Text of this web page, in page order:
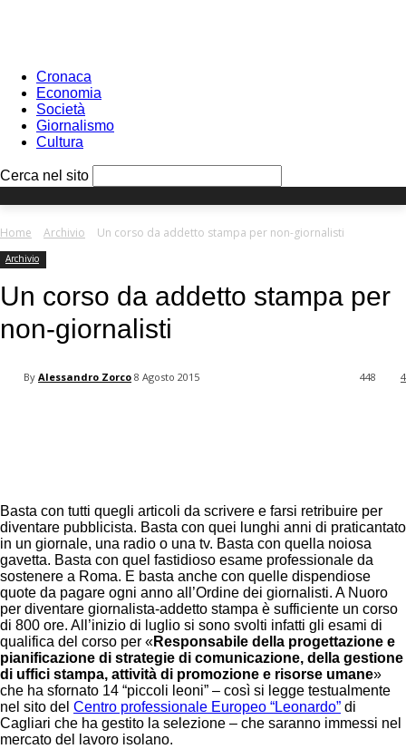
Cronaca
Economia
Società
Giornalismo
Cultura
your password
Recover your password
Cerca nel sito
Home Archivio Un corso da addetto stampa per non-giornalisti
Archivio
Un corso da addetto stampa per
non-giornalisti
By Alessandro Zorco 8 Agosto 2015 4
448
Basta con tutti quegli articoli da scrivere e farsi retribuire per
diventare pubblicista. Basta con quei lunghi anni di praticantato
in un giornale, una radio o una tv. Basta con quella noiosa
gavetta. Basta con quel fastidioso esame professionale da
sostenere a Roma. E basta anche con quelle dispendiose
quote da pagare ogni anno all’Ordine dei giornalisti. A Nuoro
per diventare giornalista-addetto stampa è sufficiente un corso
di 800 ore. All’inizio di luglio si sono svolti infatti gli esami di
qualifica del corso per «Responsabile della progettazione e
pianificazione di strategie di comunicazione, della gestione
di uffici stampa, attività di promozione e risorse umane»
che ha sfornato 14 “piccoli leoni” – così si legge testualmente
nel sito del Centro professionale Europeo “Leonardo” di
Cagliari che ha gestito la selezione – che saranno immessi nel
mercato del lavoro isolano.